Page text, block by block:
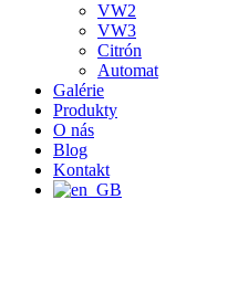
VW2
VW3
Citrón
Automat
Galérie
Produkty
O nás
Blog
Kontakt